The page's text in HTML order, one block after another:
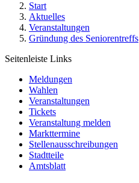
Start
Aktuelles
Veranstaltungen
Gründung des Seniorentreffs
Seitenleiste Links
Meldungen
Wahlen
Veranstaltungen
Tickets
Veranstaltung melden
Markttermine
Stellenausschreibungen
Stadtteile
Amtsblatt